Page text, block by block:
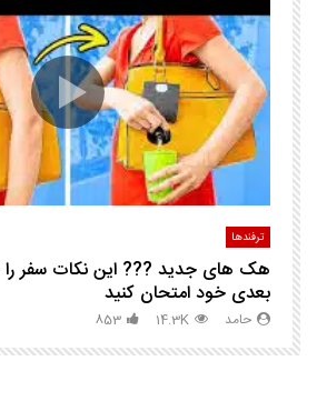
ترفندها
هک های جدید ??️? این نکات سفر را
بعدی خود امتحان کنید
حامد 14.3K
853
مشاهده بعدا